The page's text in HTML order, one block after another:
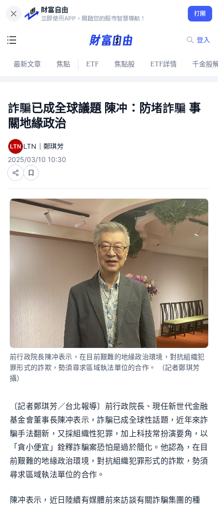
財富自由
立即使用APP，開啟您的股市智慧導航！
打開
登入
最新文章 焦點 ETF 焦點股 ETF詳情 千金股
詐騙已成全球議題 陳冲：防堵詐騙 事
關地緣政治
LTN｜鄭琪芳
2025/03/10 10:30
前行政院長陳冲表示，在目前艱難的地緣政治環境，對抗組織犯
罪形式的詐欺，勢須尋求區域執法單位的合作。 （記者鄭琪芳
攝）
〔記者鄭琪芳／台北報導〕前行政院長、現任新世代金融
基金會董事長陳冲表示，詐騙已成全球性話題，近年來詐
騙手法翻新，又採組織性犯罪，加上科技常扮演要角，以
「貪小便宜」銓釋詐騙案恐怕是過於簡化。他認為，在目
前艱難的地緣政治環境，對抗組織犯罪形式的詐欺，勢須
尋求區域執法單位的合作。
陳冲表示，近日陸續有媒體前來訪談有關詐騙集團的種